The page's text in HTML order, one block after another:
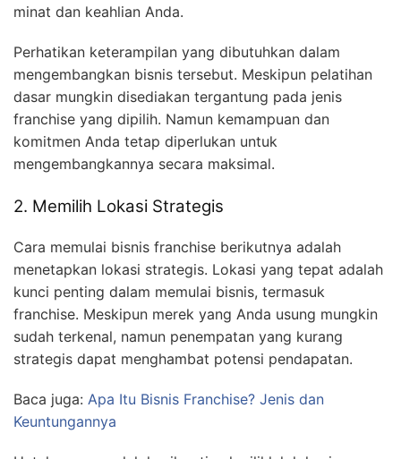
minat dan keahlian Anda.
Perhatikan keterampilan yang dibutuhkan dalam
mengembangkan bisnis tersebut. Meskipun pelatihan
dasar mungkin disediakan tergantung pada jenis
franchise yang dipilih. Namun kemampuan dan
komitmen Anda tetap diperlukan untuk
mengembangkannya secara maksimal.
2. Memilih Lokasi Strategis
Cara memulai bisnis franchise berikutnya adalah
menetapkan lokasi strategis. Lokasi yang tepat adalah
kunci penting dalam memulai bisnis, termasuk
franchise. Meskipun merek yang Anda usung mungkin
sudah terkenal, namun penempatan yang kurang
strategis dapat menghambat potensi pendapatan.
Baca juga: Apa Itu Bisnis Franchise? Jenis dan
Keuntungannya